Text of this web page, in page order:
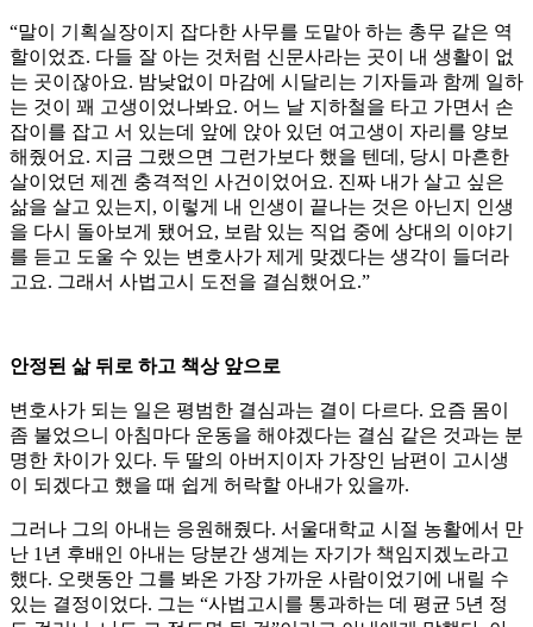
“말이 기획실장이지 잡다한 사무를 도맡아 하는 총무 같은 역
할이었죠. 다들 잘 아는 것처럼 신문사라는 곳이 내 생활이 없
는 곳이잖아요. 밤낮없이 마감에 시달리는 기자들과 함께 일하
는 것이 꽤 고생이었나봐요. 어느 날 지하철을 타고 가면서 손
잡이를 잡고 서 있는데 앞에 앉아 있던 여고생이 자리를 양보
해줬어요. 지금 그랬으면 그런가보다 했을 텐데, 당시 마흔한
살이었던 제겐 충격적인 사건이었어요. 진짜 내가 살고 싶은
삶을 살고 있는지, 이렇게 내 인생이 끝나는 것은 아닌지 인생
을 다시 돌아보게 됐어요, 보람 있는 직업 중에 상대의 이야기
를 듣고 도울 수 있는 변호사가 제게 맞겠다는 생각이 들더라
고요. 그래서 사법고시 도전을 결심했어요.”
안정된 삶 뒤로 하고 책상 앞으로
변호사가 되는 일은 평범한 결심과는 결이 다르다. 요즘 몸이
좀 불었으니 아침마다 운동을 해야겠다는 결심 같은 것과는 분
명한 차이가 있다. 두 딸의 아버지이자 가장인 남편이 고시생
이 되겠다고 했을 때 쉽게 허락할 아내가 있을까.
그러나 그의 아내는 응원해줬다. 서울대학교 시절 농활에서 만
난 1년 후배인 아내는 당분간 생계는 자기가 책임지겠노라고
했다. 오랫동안 그를 봐온 가장 가까운 사람이었기에 내릴 수
있는 결정이었다. 그는 “사법고시를 통과하는 데 평균 5년 정